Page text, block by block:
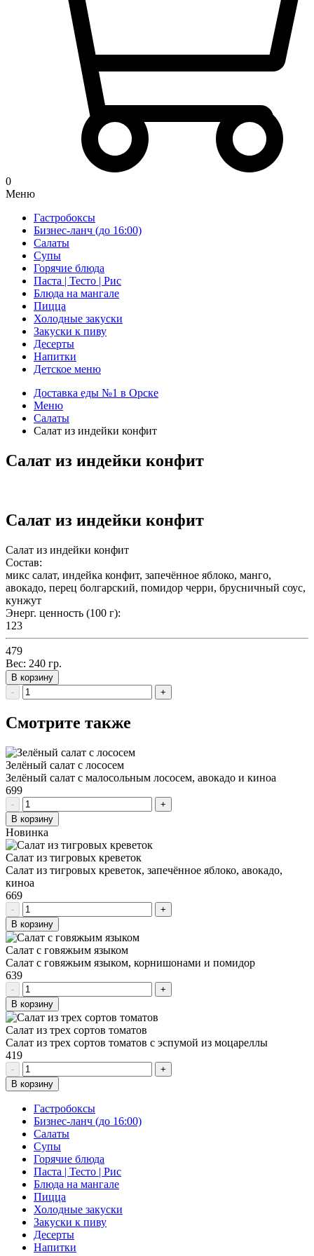
0
Меню
Гастробоксы
Бизнес-ланч (до 16:00)
Салаты
Супы
Горячие блюда
Паста | Тесто | Рис
Блюда на мангале
Пицца
Холодные закуски
Закуски к пиву
Десерты
Напитки
Детское меню
Доставка еды №1 в Орске
Меню
Салаты
Салат из индейки конфит
Салат из индейки конфит
Салат из индейки конфит
Салат из индейки конфит
Состав:
микс салат, индейка конфит, запечённое яблоко, манго,
авокадо, перец болгарский, помидор черри, брусничный соус,
кунжут
Энерг. ценность (100 г):
123
479
Вес: 240 гр.
В корзину
-
+
Смотрите также
Зелёный салат с лососем
Зелёный салат с малосольным лососем, авокадо и киноа
699
-
+
В корзину
Новинка
Салат из тигровых креветок
Салат из тигровых креветок, запечённое яблоко, авокадо,
киноа
669
-
+
В корзину
Салат с говяжьим языком
Салат с говяжьим языком, корнишонами и помидор
639
-
+
В корзину
Салат из трех сортов томатов
Салат из трех сортов томатов с эспумой из моцареллы
419
-
+
В корзину
Гастробоксы
Бизнес-ланч (до 16:00)
Салаты
Супы
Горячие блюда
Паста | Тесто | Рис
Блюда на мангале
Пицца
Холодные закуски
Закуски к пиву
Десерты
Напитки